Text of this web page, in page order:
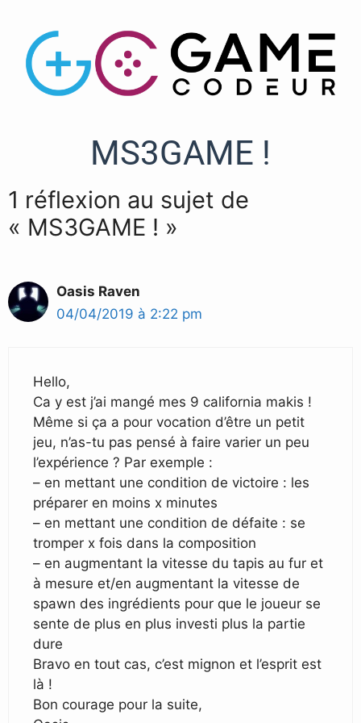
MS3GAME !
1 réflexion au sujet de
« MS3GAME ! »
Oasis Raven
04/04/2019 à 2:22 pm
Hello,
Ca y est j’ai mangé mes 9 california makis !
Même si ça a pour vocation d’être un petit
jeu, n’as-tu pas pensé à faire varier un peu
l’expérience ? Par exemple :
– en mettant une condition de victoire : les
préparer en moins x minutes
– en mettant une condition de défaite : se
tromper x fois dans la composition
– en augmentant la vitesse du tapis au fur et
à mesure et/en augmentant la vitesse de
spawn des ingrédients pour que le joueur se
sente de plus en plus investi plus la partie
dure
Bravo en tout cas, c’est mignon et l’esprit est
là !
Bon courage pour la suite,